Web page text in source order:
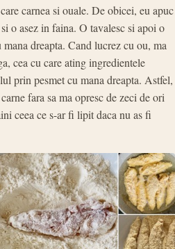
carnea si ouale. De obicei, eu apuc
o asez in faina. O tavalesc si apoi o
dreapta. Cand lucrez cu ou, ma
cea cu care ating ingredientele
prin pesmet cu mana dreapta. Astfel,
fara sa ma opresc de zeci de ori
ceea ce s-ar fi lipit daca nu as fi